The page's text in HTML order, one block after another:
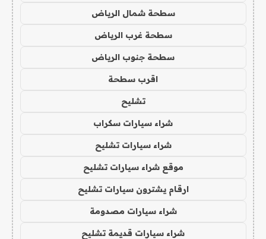
سطحة شمال الرياض
سطحة غرب الرياض
سطحة جنوب الرياض
اقرب سطحة
تشليح
شراء سيارات سكراب
شراء سيارات تشليح
موقع شراء سيارات تشليح
ارقام يشترون سيارات تشليح
شراء سيارات مصدومة
شراء سيارات قديمة تشليح